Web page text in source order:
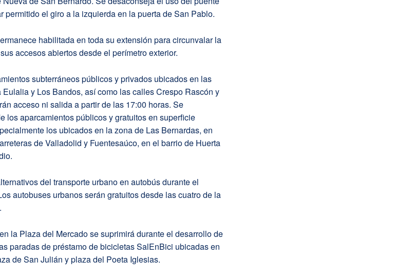
permitido el giro a la izquierda en la puerta de San Pablo.
habilitada en toda su extensión para circunvalar la
accesos abiertos desde el perímetro exterior.
subterráneos públicos y privados ubicados en las
y Los Bandos, así como las calles Crespo Rascón y
acceso ni salida a partir de las 17:00 horas. Se
los aparcamientos públicos y gratuitos en superficie
los ubicados en la zona de Las Bernardas, en
de Valladolid y Fuentesaúco, en el barrio de Huerta
del transporte urbano en autobús durante el
autobuses urbanos serán gratuitos desde las cuatro de la
la Plaza del Mercado se suprimirá durante el desarrollo de
paradas de préstamo de bicicletas SalEnBici ubicadas en
de San Julián y plaza del Poeta Iglesias.